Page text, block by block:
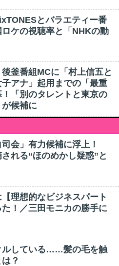
とバラエティー番
ケの視聴率と「NHKの動
後釜番組MCに「村上信五と
アナ」起用までの「最重
「別のタレントと東京の
候補に
会」有力候補に浮上！
れる“ほのめかし疑惑”と
理想的なビジネスパート
！／三田モニカの勝手に
ルしている……髪の毛を触
？